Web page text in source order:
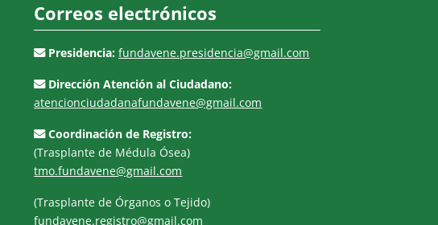
Correos electrónicos
Presidencia: fundavene.presidencia@gmail.com
Dirección Atención al Ciudadano:
atencionciudadanafundavene@gmail.com
Coordinación de Registro:
(Trasplante de Médula Ósea)
tmo.fundavene@gmail.com
(Trasplante de Órganos o Tejido)
fundavene.registro@gmail.com